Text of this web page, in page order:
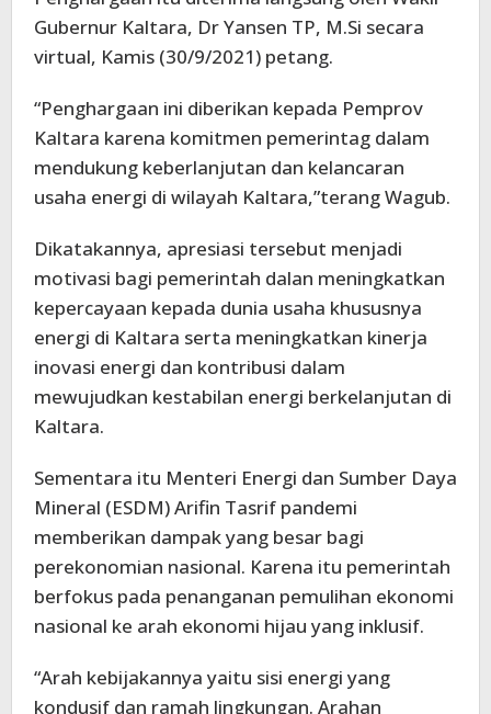
Gubernur Kaltara, Dr Yansen TP, M.Si secara
virtual, Kamis (30/9/2021) petang.
“Penghargaan ini diberikan kepada Pemprov
Kaltara karena komitmen pemerintag dalam
mendukung keberlanjutan dan kelancaran
usaha energi di wilayah Kaltara,”terang Wagub.
Dikatakannya, apresiasi tersebut menjadi
motivasi bagi pemerintah dalan meningkatkan
kepercayaan kepada dunia usaha khususnya
energi di Kaltara serta meningkatkan kinerja
inovasi energi dan kontribusi dalam
mewujudkan kestabilan energi berkelanjutan di
Kaltara.
Sementara itu Menteri Energi dan Sumber Daya
Mineral (ESDM) Arifin Tasrif pandemi
memberikan dampak yang besar bagi
perekonomian nasional. Karena itu pemerintah
berfokus pada penanganan pemulihan ekonomi
nasional ke arah ekonomi hijau yang inklusif.
“Arah kebijakannya yaitu sisi energi yang
kondusif dan ramah lingkungan. Arahan